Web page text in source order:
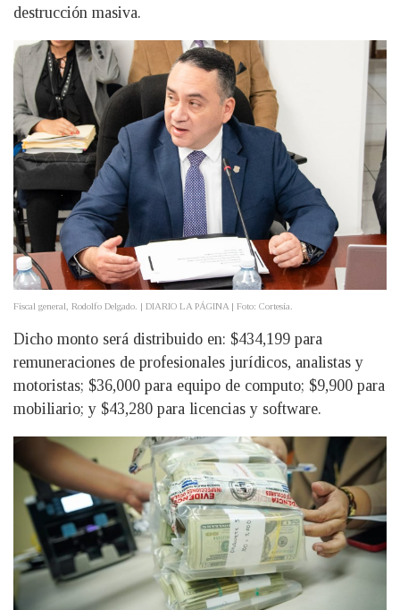
destrucción masiva.
Fiscal general, Rodolfo Delgado. | DIARIO LA PÁGINA | Foto: Cortesía.
Dicho monto será distribuido en: $434,199 para
remuneraciones de profesionales jurídicos, analistas y
motoristas; $36,000 para equipo de computo; $9,900 para
mobiliario; y $43,280 para licencias y software.